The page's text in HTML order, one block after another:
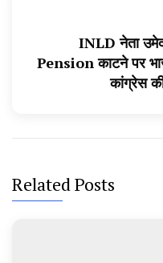
INLD नेता
Pension काटने पर
कांग्रेस
Related Posts